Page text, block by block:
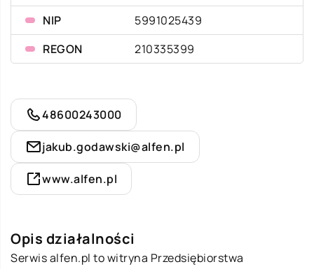
NIP
5991025439
REGON
210335399
48600243000
jakub.godawski@alfen.pl
www.alfen.pl
Opis działalności
Serwis alfen.pl to witryna Przedsiębiorstwa